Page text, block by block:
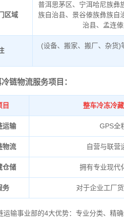
区域
普洱思茅区、宁洱哈尼族彝
族自治县、景谷傣族彝族自
治县、孟连
(设备、搬家、搬厂、杂货
链物流服务项目：
目 整车冷冻冷
运输 GPS全
物流 自营与联营
仓储 拥有专业现代
务 对于企业工厂
输事业部的4大优势： 专业分类、 精确